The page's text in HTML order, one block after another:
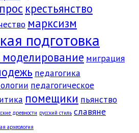
крестьянство
марксизм
подготовка
миграция
педагогика
педагогическое
помещики пьянство
древности русский стиль славяне
археология